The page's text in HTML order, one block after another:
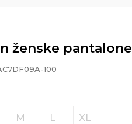
ženske pantalone
100
M L XL